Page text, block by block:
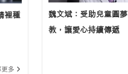
裡種
更多
魏文斌：受助兒童圓
教，讓愛心持續傳遞